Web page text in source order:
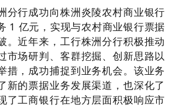
分行成功向株洲炎陵农村商业银行
1 亿元，实现与农村商业银行票据
。近年来，工行株洲分行积极推动
市场研判、客群挖掘、创新思路以
措，成功捕捉到业务机会。该业务
新的票据业务发展渠道，也深化了
了工商银行在地方层面积极响应市